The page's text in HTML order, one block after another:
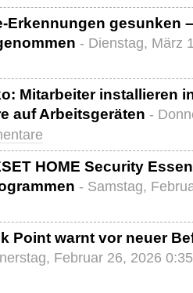
Erkennungen gesunken
- Dienstag, März
Mitarbeiter installieren
auf Arbeitsgeräten -
HOME Security
- Samstag,
Point warnt vor neuer
Februar 26, 2026